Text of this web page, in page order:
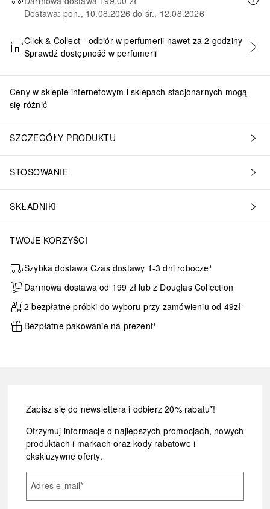
Dostawa: pon., 10.08.2026 do śr., 12.08.2026
DODAJ DO KOSZYKA
Click & Collect - odbiór w perfumerii nawet za 2 godziny
Sprawdź dostępność w perfumerii
Ceny w sklepie internetowym i sklepach stacjonarnych mogą
się różnić
SZCZEGÓŁY PRODUKTU
STOSOWANIE
SKŁADNIKI
TWOJE KORZYŚCI
Szybka dostawa Czas dostawy 1-3 dni robocze¹
Darmowa dostawa od 199 zł lub z Douglas Collection
2 bezpłatne próbki do wyboru przy zamówieniu od 49zł¹
Bezpłatne pakowanie na prezent¹
Zapisz się do newslettera i odbierz 20% rabatu*!
Otrzymuj informacje o najlepszych promocjach, nowych
produktach i markach oraz kody rabatowe i
ekskluzywne oferty.
Adres e-mail*